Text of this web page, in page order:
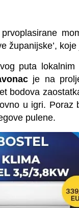
županijske’,
puta
je na
bodova
u igri. Poraz
pulene.